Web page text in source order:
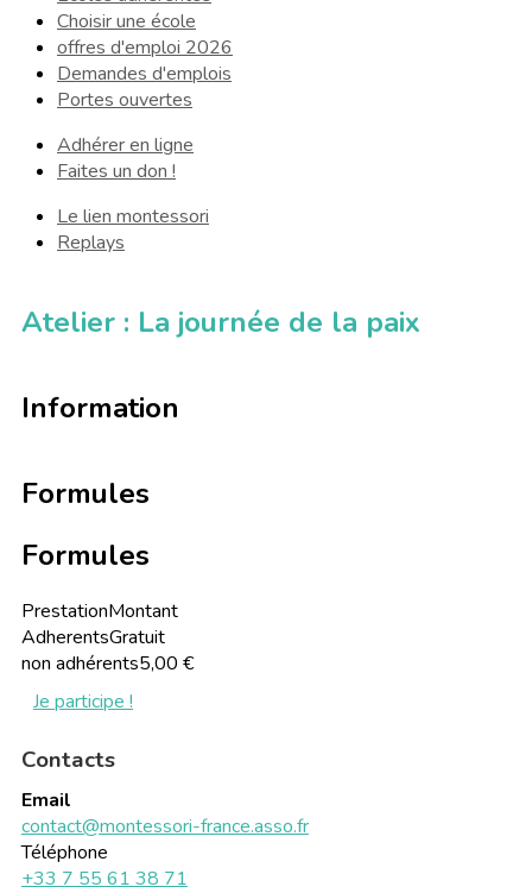
Choisir une école
offres d'emploi 2026
Demandes d'emplois
Portes ouvertes
Adhérer en ligne
Faites un don !
Le lien montessori
Replays
Atelier : La journée de la paix
Information
Formules
Formules
PrestationMontant
AdherentsGratuit
non adhérents5,00 €
Je participe !
Contacts
Email
contact@montessori-france.asso.fr
Téléphone
+33 7 55 61 38 71